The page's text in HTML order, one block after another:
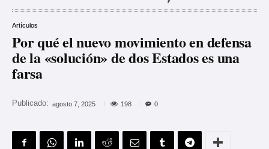
Artículos
Por qué el nuevo movimiento en defensa
de la «solución» de dos Estados es una
farsa
Publicado: agosto 7, 2025 198 0